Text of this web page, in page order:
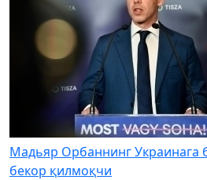
Мадьяр Орбаннинг Украинага
бекор қилмоқчи